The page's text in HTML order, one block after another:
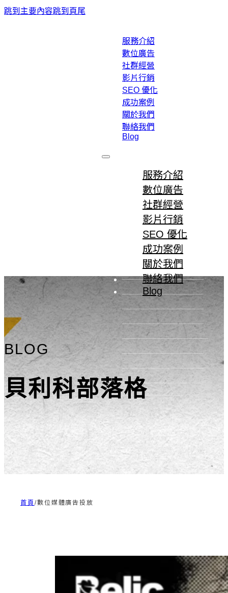
跳到主要內容跳到頁尾
服務介紹
數位廣告
社群經營
影片行銷
SEO 優化
成功案例
關於我們
聯絡我們
Blog
服務介紹
數位廣告
社群經營
影片行銷
SEO 優化
成功案例
關於我們
聯絡我們
Blog
BLOG
貝利科部落格
首頁 /數位媒體廣告投放